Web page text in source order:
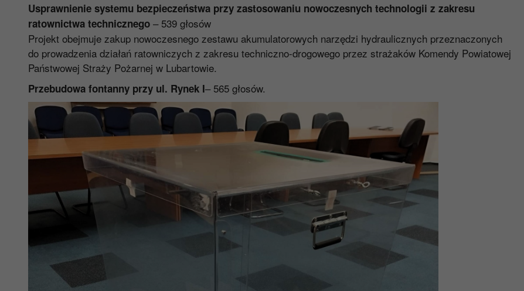
Usprawnienie systemu bezpieczeństwa przy zastosowaniu nowoczesnych technologii z zakresu
ratownictwa technicznego– 539 głosów
Projekt obejmuje zakup nowoczesnego zestawu akumulatorowych narzędzi hydraulicznych przeznaczonych
do prowadzenia działań ratowniczych z zakresu techniczno-drogowego przez strażaków Komendy Powiatowej
Państwowej Straży Pożarnej w Lubartowie.
Przebudowa fontanny przy ul. Rynek I– 565 głosów.